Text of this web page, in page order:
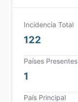
Incidencia Total
122
Países Presentes
1
País Principal